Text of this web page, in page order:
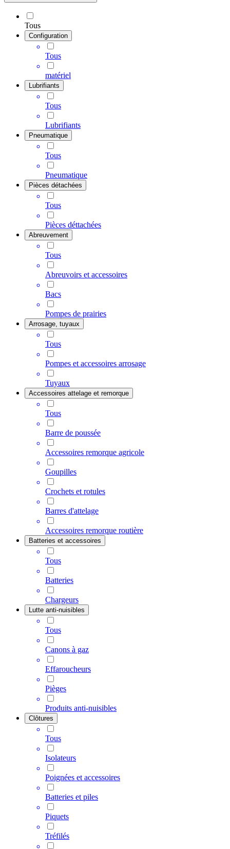
Tous
Configuration
Tous
matériel
Lubrifiants
Tous
Lubrifiants
Pneumatique
Tous
Pneumatique
Pièces détachées
Tous
Pièces déttachées
Abreuvement
Tous
Abreuvoirs et accessoires
Bacs
Pompes de prairies
Arrosage, tuyaux
Tous
Pompes et accessoires arrosage
Tuyaux
Accessoires attelage et remorque
Tous
Barre de poussée
Accessoires remorque agricole
Goupilles
Crochets et rotules
Barres d'attelage
Accessoires remorque routière
Batteries et accessoires
Tous
Batteries
Chargeurs
Lutte anti-nuisibles
Tous
Canons à gaz
Effaroucheurs
Pièges
Produits anti-nuisibles
Clôtures
Tous
Isolateurs
Poignées et accessoires
Batteries et piles
Piquets
Tréfilés